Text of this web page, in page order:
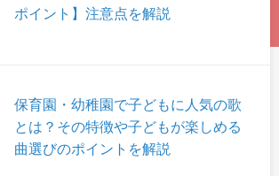
ポイント】注意点を解説
保育園・幼稚園で子どもに人気の歌
とは？その特徴や子どもが楽しめる
曲選びのポイントを解説